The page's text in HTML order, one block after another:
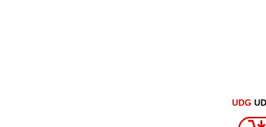
UDG